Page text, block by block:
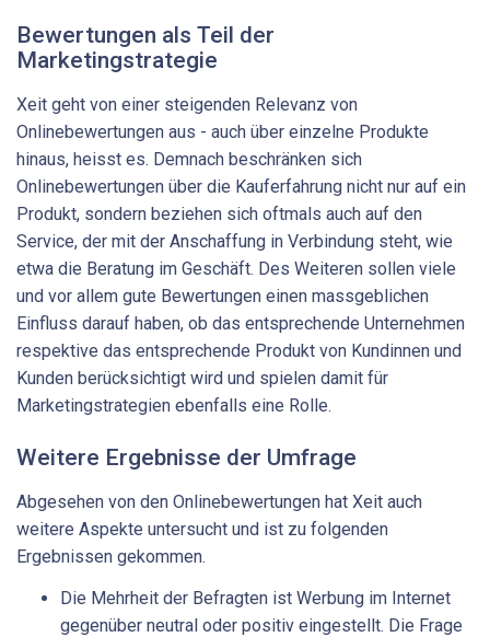
Bewertungen als Teil der
Marketingstrategie
Xeit geht von einer steigenden Relevanz von
Onlinebewertungen aus - auch über einzelne Produkte
hinaus, heisst es. Demnach beschränken sich
Onlinebewertungen über die Kauferfahrung nicht nur auf ein
Produkt, sondern beziehen sich oftmals auch auf den
Service, der mit der Anschaffung in Verbindung steht, wie
etwa die Beratung im Geschäft. Des Weiteren sollen viele
und vor allem gute Bewertungen einen massgeblichen
Einfluss darauf haben, ob das entsprechende Unternehmen
respektive das entsprechende Produkt von Kundinnen und
Kunden berücksichtigt wird und spielen damit für
Marketingstrategien ebenfalls eine Rolle.
Weitere Ergebnisse der Umfrage
Abgesehen von den Onlinebewertungen hat Xeit auch
weitere Aspekte untersucht und ist zu folgenden
Ergebnissen gekommen.
Die Mehrheit der Befragten ist Werbung im Internet
gegenüber neutral oder positiv eingestellt. Die Frage